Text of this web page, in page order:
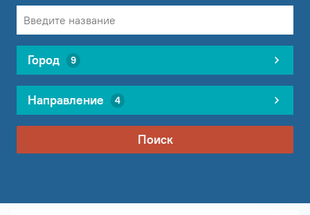
Город 9
Направление 4
Поиск